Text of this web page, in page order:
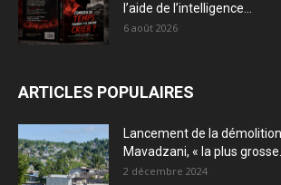
l’aide de l’intelligence...
6 août 2026
ARTICLES POPULAIRES
Lancement de la
Mavadzani, « la plus grosse...
2 décembre 2024